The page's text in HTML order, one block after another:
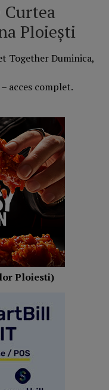
Curtea
Ploiești
Together Duminica,
acces complet.
Ploiesti)